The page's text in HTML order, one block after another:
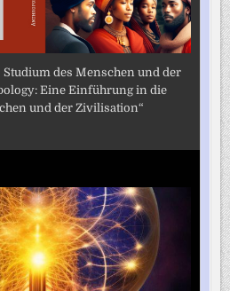
des Menschen und der
Eine Einführung in die
und der Zivilisation“